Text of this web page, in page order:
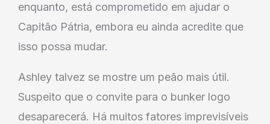
enquanto, está comprometido em ajudar o
Capitão Pátria, embora eu ainda acredite que
isso possa mudar.
Ashley talvez se mostre um peão mais útil.
Suspeito que o convite para o bunker logo
desaparecerá. Há muitos fatores imprevisíveis